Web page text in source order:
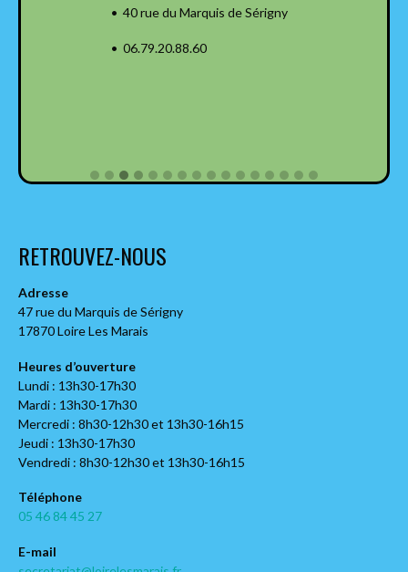
• 40 rue du Marquis de Sérigny
• 06.79.20.88.60
RETROUVEZ-NOUS
Adresse
47 rue du Marquis de Sérigny
17870 Loire Les Marais
Heures d’ouverture
Lundi : 13h30-17h30
Mardi : 13h30-17h30
Mercredi : 8h30-12h30 et 13h30-16h15
Jeudi : 13h30-17h30
Vendredi : 8h30-12h30 et 13h30-16h15
Téléphone
05 46 84 45 27
E-mail